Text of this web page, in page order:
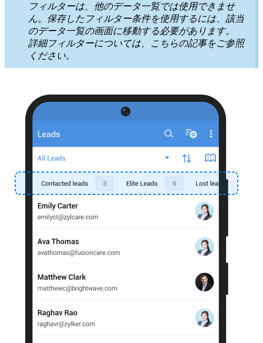
フィルターは、他のデータ一覧では使用できませ
ん。保存したフィルター条件を使用するには、該当
のデータ一覧の画面に移動する必要があります。
詳細フィルターについては、こちらの記事をご参照
ください。